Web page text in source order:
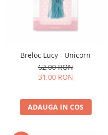
Breloc Lucy - Unicorn
62,00 RON
31,00 RON
ADAUGA IN COS